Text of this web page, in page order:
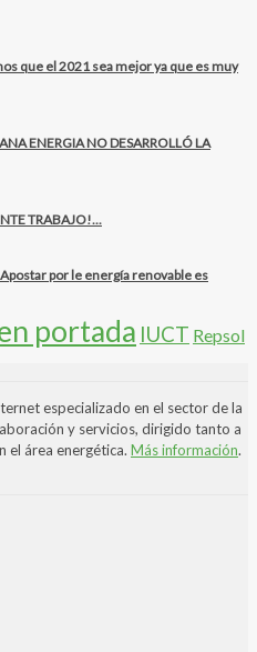
que el 2021 sea mejor ya que es muy
ENERGIA NO DESARROLLÓ LA
TRABAJO!...
por le energía renovable es
portada IUCT Repsol
especializado en el sector de la
y servicios, dirigido tanto a
el área energética. Más información.